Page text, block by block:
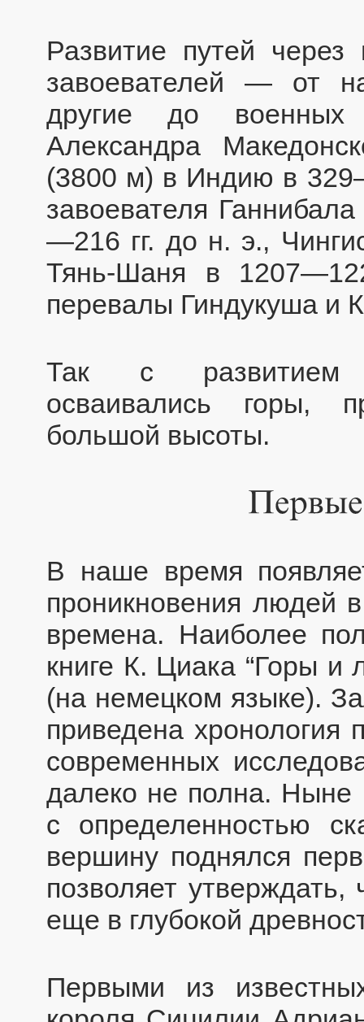
Развитие путей
завоевателей — от
другие до военных
Александра
(3800 м) в Индию в
завоевателя
—216 гг. до н. э.,
Тянь-Шаня в
перевалы Гиндукуша и
Так с развитием
осваивались горы,
большой высоты.
В наше время
проникновения людей
времена. Наиболее
книге К. Циака “Горы
(на немецком языке).
приведена хронология
современных
далеко не полна. Ныне
с определенностью
вершину поднялся
позволяет утверждать,
еще в глубокой
Первыми из